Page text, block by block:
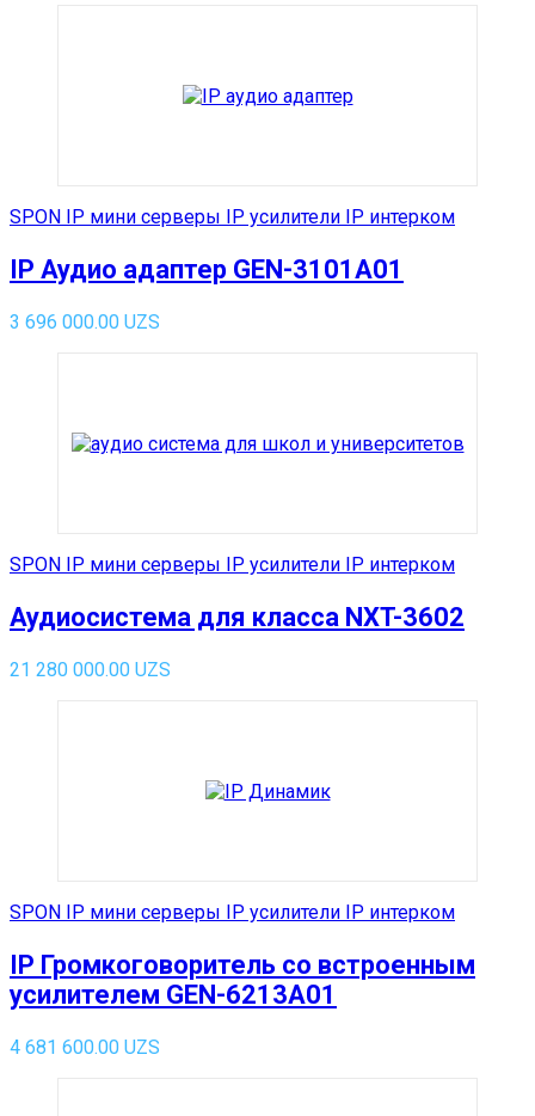
SPON IP мини серверы IP усилители IP интерком
IP Аудио адаптер GEN-3101A01
3 696 000.00 UZS
SPON IP мини серверы IP усилители IP интерком
Аудиосистема для класса NXT-3602
21 280 000.00 UZS
SPON IP мини серверы IP усилители IP интерком
IP Громкоговоритель со встроенным
усилителем GEN-6213A01
4 681 600.00 UZS